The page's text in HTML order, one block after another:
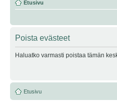
Etusivu
Poista evästeet
Haluatko varmasti poistaa tämän
Etusivu